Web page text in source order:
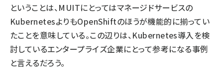
ということは、MUITにとってはマネージドサービスの
KubernetesよりもOpenShiftのほうが機能的に揃ってい
たことを意味している。この辺りは、Kubernetes導入を検
討しているエンタープライズ企業にとって参考になる事例
と言えるだろう。